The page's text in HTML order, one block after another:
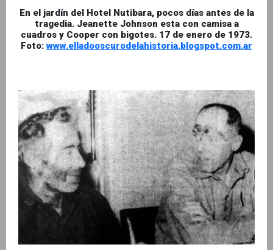
En el jardín del Hotel Nutibara, pocos días antes de la
tragedia. Jeanette Johnson esta con camisa a
cuadros y Cooper con bigotes. 17 de enero de 1973.
Foto:www.elladooscurodelahistoria.blogspot.com.ar